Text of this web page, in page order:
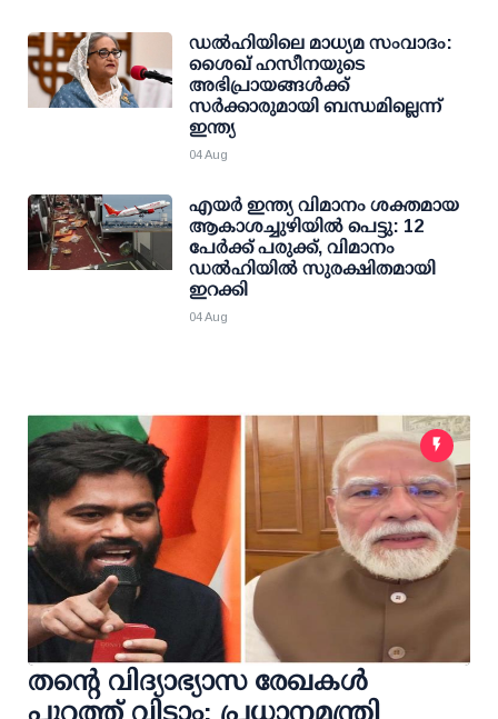
ഡല്‍ഹിയിലെ മാധ്യമ സംവാദം:
ശൈഖ് ഹസീനയുടെ
അഭിപ്രായങ്ങള്‍ക്ക്
സര്‍ക്കാരുമായി ബന്ധമില്ലെന്ന്
ഇന്ത്യ
04 Aug
എയര്‍ ഇന്ത്യ വിമാനം ശക്തമായ
ആകാശച്ചുഴിയില്‍ പെട്ടു: 12
പേര്‍ക്ക് പരുക്ക്, വിമാനം
ഡല്‍ഹിയില്‍ സുരക്ഷിതമായി
ഇറക്കി
04 Aug
തന്റെ വിദ്യാഭ്യാസ രേഖകള്‍
പുറത്ത് വിടാം; പ്രധാനമന്ത്രി